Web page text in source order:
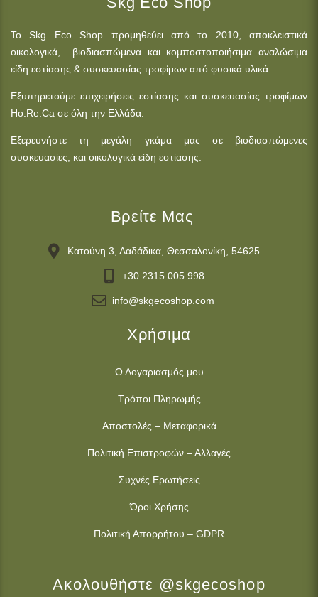
Το Skg Eco Shop προμηθεύει από το 2010, αποκλειστικά
οικολογικά, βιοδιασπώμενα και κομποστοποιήσιμα αναλώσιμα
είδη εστίασης & συσκευασίας τροφίμων από φυσικά υλικά.
Εξυπηρετούμε επιχειρήσεις εστίασης και συσκευασίας τροφίμων
Ho.Re.Ca σε όλη την Ελλάδα.
Εξερευνήστε τη μεγάλη γκάμα μας σε βιοδιασπώμενες
συσκευασίες, και οικολογικά είδη εστίασης.
Βρείτε Μας
Κατούνη 3, Λαδάδικα, Θεσσαλονίκη, 54625
+30 2315 005 998
info@skgecoshop.com
Χρήσιμα
Ο Λογαριασμός μου
Τρόποι Πληρωμής
Αποστολές – Μεταφορικά
Πολιτική Επιστροφών – Αλλαγές
Συχνές Ερωτήσεις
Όροι Χρήσης
Πολιτική Απορρήτου – GDPR
Ακολουθήστε @skgecoshop